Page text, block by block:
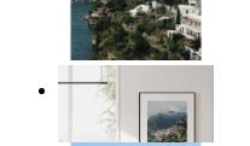
Homes by the Sea
14,95 €